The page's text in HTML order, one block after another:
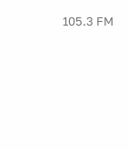
105.3 FM